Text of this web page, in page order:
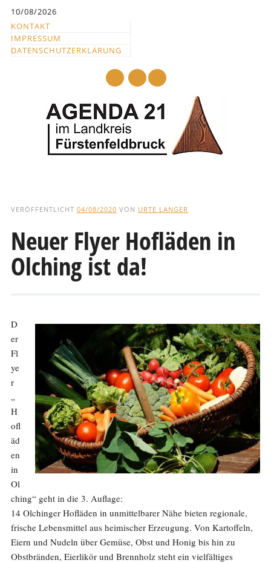
springen
10/08/2026
KONTAKT
IMPRESSUM
DATENSCHUTZERKLÄRUNG
und
Text
VERÖFFENTLICHT 04/08/2020 VON URTE LANGER
Neuer Flyer Hofläden in
Olching ist da!
D
er
Fl
ye
r
„
H
ofl
äd
en
in
Ol
ching“ geht in die 3. Auflage:
14 Olchinger Hofläden in unmittelbarer Nähe bieten regionale,
frische Lebensmittel aus heimischer Erzeugung. Von Kartoffeln,
Eiern und Nudeln über Gemüse, Obst und Honig bis hin zu
Obstbränden, Eierlikör und Brennholz steht ein vielfältiges